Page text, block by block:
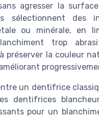
agresser la
sélectionnent des
ou minérale, en
trop
préserver la couleur
un dentifrice
dentifrices
pour un